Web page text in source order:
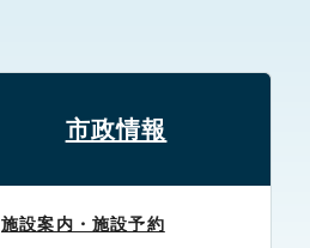
市政情報
施設案内・施設予約